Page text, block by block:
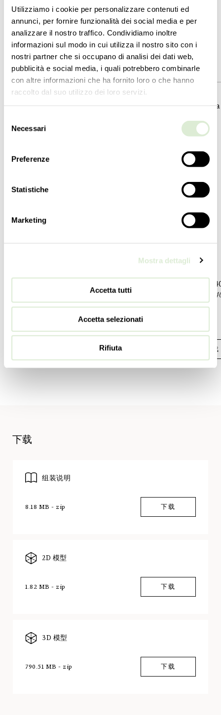
Utilizziamo i cookie per personalizzare contenuti ed
annunci, per fornire funzionalità dei social media e per
analizzare il nostro traffico. Condividiamo inoltre
informazioni sul modo in cui utilizza il nostro sito con i
nostri partner che si occupano di analisi dei dati web,
pubblicità e social media, i quali potrebbero combinarle
con altre informazioni che ha fornito loro o che hanno
raccolto dal suo utilizzo dei loro servizi.
delNecessari
Preferenze
Statistiche
Marketing
Mostra dettagli
Accetta tutti
Accetta selezionati
Rifiuta
7478-00
集合
Clepsydra
类型学
高度
115cm
直径
33 ½
inc
115kg
16 E12 x 40W - dimmable - not included
7479-00
Clepsydra
类型学
悬壁灯
高度
135
cm
直径
41 ¼inc
185kg
lbs
24 E14 x
24 E12 x
下载
下载
组装说明
8.18 MB - zip 下载
2D 模型
1.82 MB - zip 下载
3D 模型
790.51 MB - zip 下载